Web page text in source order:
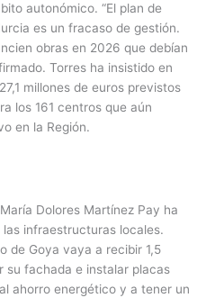
autonómico. “El plan de
es un fracaso de gestión.
obras en 2026 que debían
Torres ha insistido en
millones de euros previstos
los 161 centros que aún
en la Región.
Dolores Martínez Pay ha
infraestructuras locales.
de Goya vaya a recibir 1,5
su fachada e instalar placas
ahorro energético y a tener un